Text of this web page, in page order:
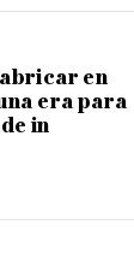
en
era para
in